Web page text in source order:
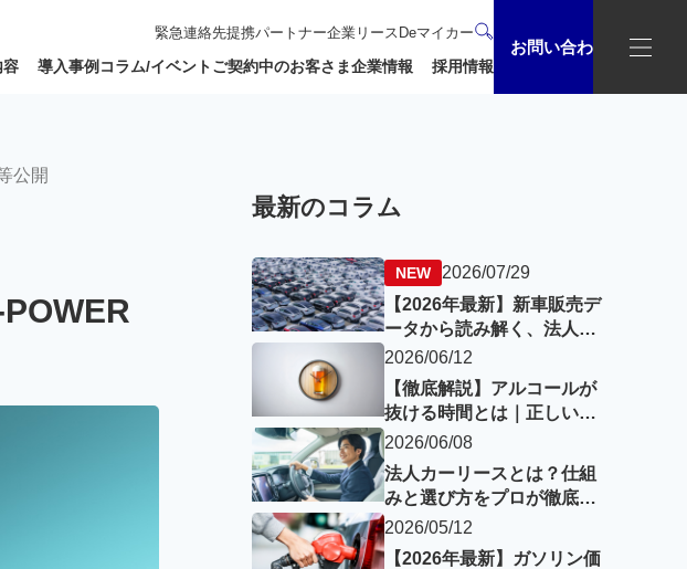
緊急連絡先提携パートナー企業 リースDeマイカー
容 導入事例 コラム/イベントご契約中のお客さま企業情報 採用情報
お問い合わせ
公開
最新のコラム
2026/07/29
【2026年最新】新車販売デ
ータから読み解く、法人車
両の動向とEVの現在地
2026/06/12
【徹底解説】アルコールが
抜ける時間とは｜正しい知
識で飲酒運転を回避
2026/06/08
法人カーリースとは？仕組
みと選び方をプロが徹底解
説【失敗しない選定ポイン
ト】
2026/05/12
【2026年最新】ガソリン価